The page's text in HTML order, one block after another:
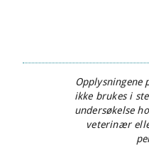
Opplysningene
ikke brukes i
undersøkelse
veterinær